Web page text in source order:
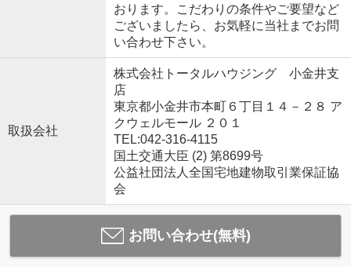
おります。こだわりの条件やご要望など
ございましたら、お気軽に当社までお問
い合わせ下さい。
取扱会社
株式会社トータルハウジング 小金井支
店
東京都小金井市本町６丁目１４－２８ ア
クウェルモール ２０１
TEL:042-316-4115
国土交通大臣 (2) 第8699号
公益社団法人全国宅地建物取引業保証協
会
お問い合わせ(無料)